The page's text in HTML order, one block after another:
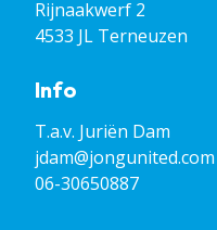
Rijnaakwerf 2
4533 JL Terneuzen
Info
T.a.v. Juriën Dam
jdam@jongunited.com
06-30650887